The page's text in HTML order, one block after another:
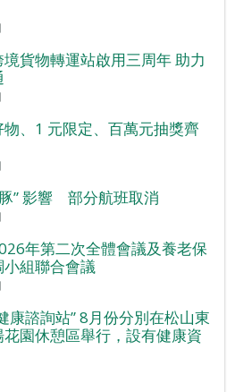
貨物轉運站啟用三周年 助力
、1 元限定、百萬元抽獎齊
” 影響 部分航班取消
年第二次全體會議及養老保
組聯合會議
康諮詢站” 8月份分別在松山東
園休憩區舉行，設有健康資